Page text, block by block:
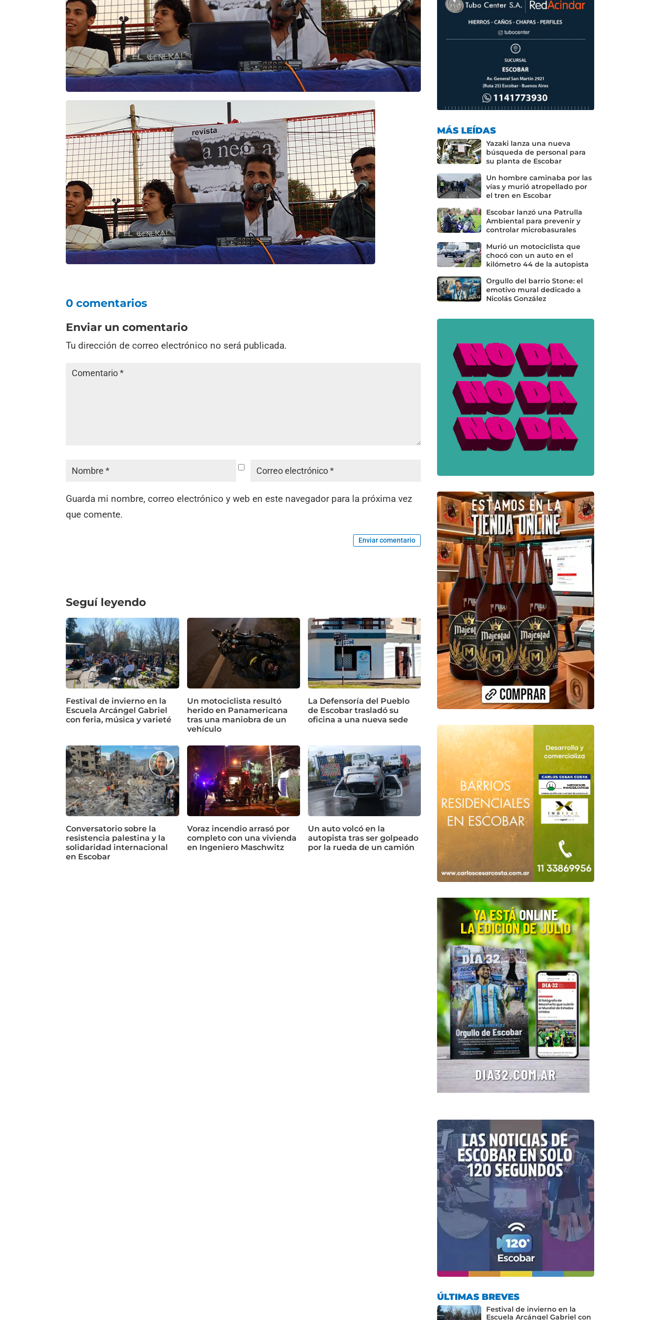
0 comentarios
Enviar un comentario
Tu dirección de correo electrónico no será publicada.
Guarda mi nombre, correo electrónico y web en este navegador para la próxima vez
que comente.
Enviar comentario
Seguí leyendo
Festival de invierno en la
Escuela Arcángel Gabriel
con feria, música y varieté
Un motociclista resultó
herido en Panamericana
tras una maniobra de un
vehículo
La Defensoría del Pueblo
de Escobar trasladó su
oficina a una nueva sede
Conversatorio sobre la
resistencia palestina y la
solidaridad internacional
en Escobar
Voraz incendio arrasó por
completo con una vivienda
en Ingeniero Maschwitz
Un auto volcó en la
autopista tras ser golpeado
por la rueda de un camión
MÁS LEÍDAS
Yazaki lanza una nueva
búsqueda de personal para
su planta de Escobar
Un hombre caminaba por las
vías y murió atropellado por
el tren en Escobar
Escobar lanzó una Patrulla
Ambiental para prevenir y
controlar microbasurales
Murió un motociclista que
chocó con un auto en el
kilómetro 44 de la autopista
Orgullo del barrio Stone: el
emotivo mural dedicado a
Nicolás González
ÚLTIMAS BREVES
Festival de invierno en la
Escuela Arcángel Gabriel con